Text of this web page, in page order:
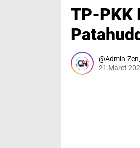
TP-PKK
Admin-Zen_
21 Maret